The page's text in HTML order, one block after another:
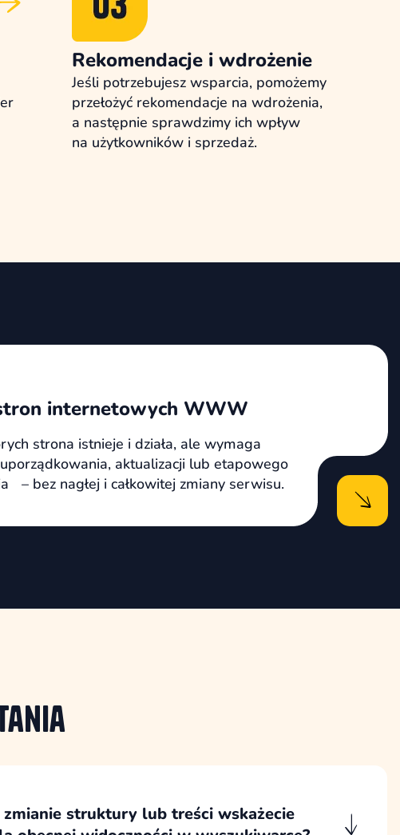
Rekomendacje i wdrożenie
Jeśli potrzebujesz wsparcia, pomożemy
przełożyć rekomendacje na wdrożenia,
a następnie sprawdzimy ich wpływ
na użytkowników i sprzedaż.
internetowych WWW
strona istnieje i działa, ale wymaga
aktualizacji lub etapowego
– bez nagłej i całkowitej zmiany serwisu.
zmianie struktury lub treści wskażecie